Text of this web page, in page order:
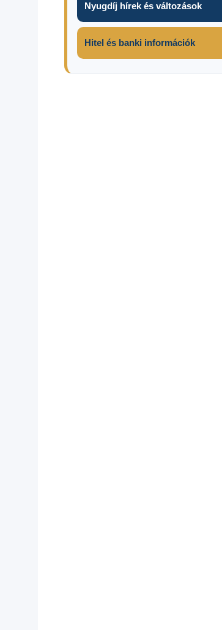
Nyugdíj hírek és változások
Hitel és banki információk